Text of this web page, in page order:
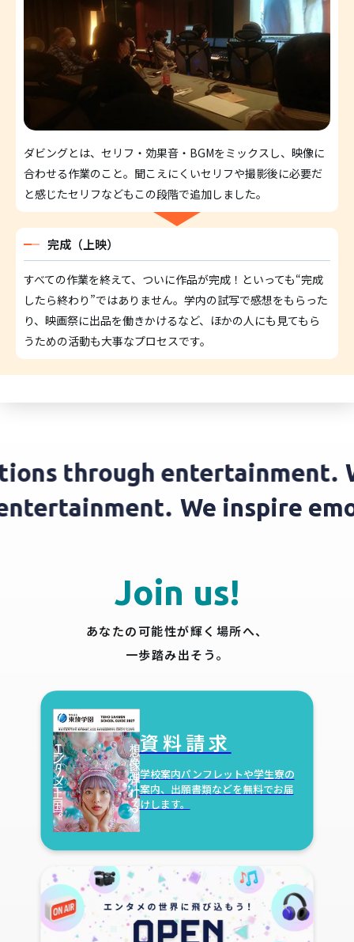
ダビングとは、セリフ・効果音・BGMをミックスし、映像に
合わせる作業のこと。聞こえにくいセリフや撮影後に必要だ
と感じたセリフなどもこの段階で追加しました。
完成（上映）
すべての作業を終えて、ついに作品が完成！といっても“完成
したら終わり”ではありません。学内の試写で感想をもらった
り、映画祭に出品を働きかけるなど、ほかの人にも見てもら
うための活動も大事なプロセスです。
through entertainment.
entertainment. We inspire
Join us!
あなたの可能性が輝く場所へ、
一歩踏み出そう。
資料請求
学校案内パンフレットや学生寮の
案内、出願書類などを無料でお届
けします。